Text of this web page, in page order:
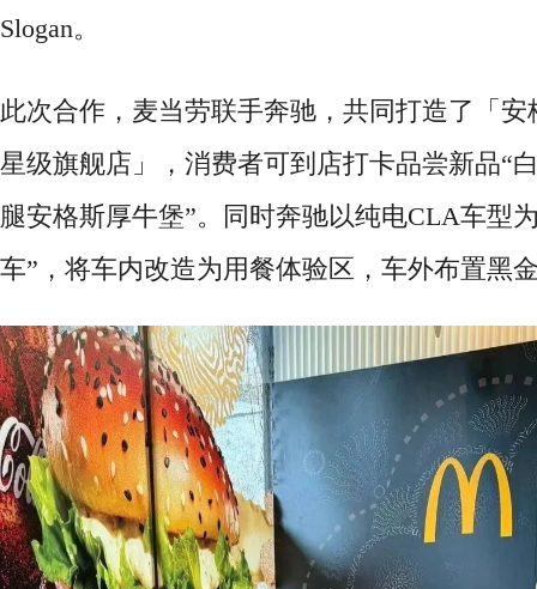
Slogan。
此次合作，麦当劳联手奔驰，共同打造了「安
星级旗舰店」，消费者可到店打卡品尝新品“
腿安格斯厚牛堡”。
同时奔驰以纯电CLA车型
车”，将车内改造为用餐体验区，车外布置黑